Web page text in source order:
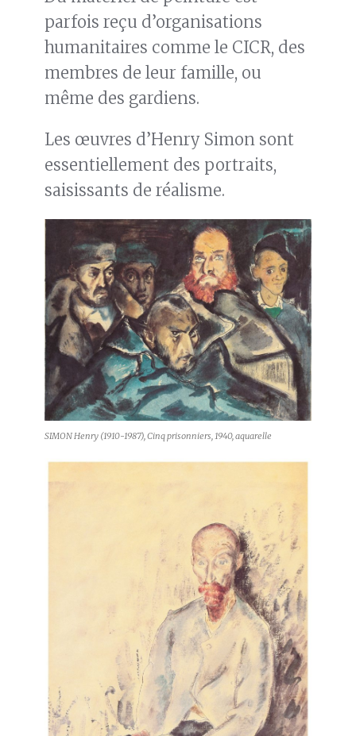
parfois reçu d’organisations
humanitaires comme le CICR, des
membres de leur famille, ou
même des gardiens.
Les œuvres d’Henry Simon sont
essentiellement des portraits,
saisissants de réalisme.
SIMON Henry (1910-1987), Cinq prisonniers, 1940, aquarelle